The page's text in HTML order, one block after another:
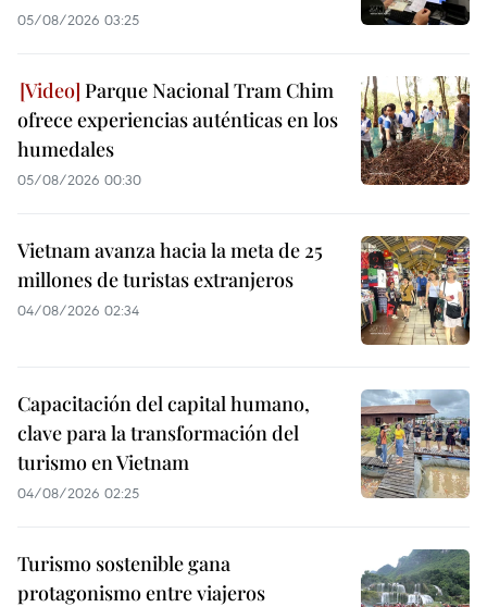
05/08/2026 03:25
Parque Nacional Tram Chim
ofrece experiencias auténticas en los
humedales
05/08/2026 00:30
Vietnam avanza hacia la meta de 25
millones de turistas extranjeros
04/08/2026 02:34
Capacitación del capital humano,
clave para la transformación del
turismo en Vietnam
04/08/2026 02:25
Turismo sostenible gana
protagonismo entre viajeros